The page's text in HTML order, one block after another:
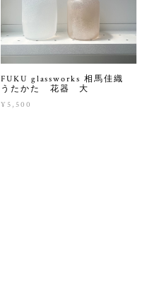
FUKU glassworks 相馬佳織
うたかた 花器 大
¥5,500